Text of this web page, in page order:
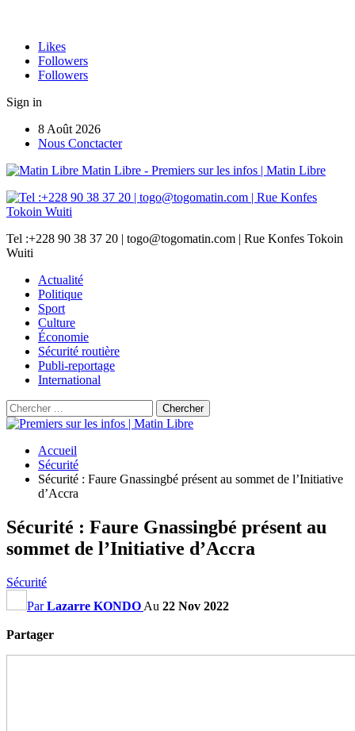
Likes
Followers
Followers
Sign in
8 Août 2026
Nous Conctacter
Matin Libre - Premiers sur les infos | Matin Libre
Tel :+228 90 38 37 20 | togo@togomatin.com | Rue Konfes Tokoin
Wuiti
Actualité
Politique
Sport
Culture
Économie
Sécurité routière
Publi-reportage
International
Accueil
Sécurité
Sécurité : Faure Gnassingbé présent au sommet de l’Initiative
d’Accra
Sécurité : Faure Gnassingbé présent au
sommet de l’Initiative d’Accra
Sécurité
ParLazarre KONDO Au 22 Nov 2022
Partager